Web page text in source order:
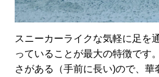
スニーカーライクな気軽に足を
っていることが最大の特徴です
さがある（手前に長い)ので、華